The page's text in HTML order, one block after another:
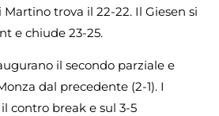
Martino trova il 22-22. Il Giesen si
e chiude 23-25.
il secondo parziale e
dal precedente (2-1). I
contro break e sul 3-5